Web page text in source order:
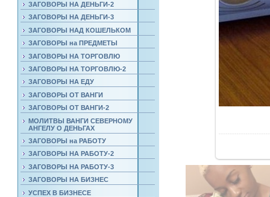
ЗАГОВОРЫ НА ДЕНЬГИ-2
ЗАГОВОРЫ НА ДЕНЬГИ-3
ЗАГОВОРЫ НАД КОШЕЛЬКОМ
ЗАГОВОРЫ на ПРЕДМЕТЫ
ЗАГОВОРЫ НА ТОРГОВЛЮ
ЗАГОВОРЫ НА ТОРГОВЛЮ-2
ЗАГОВОРЫ НА ЕДУ
ЗАГОВОРЫ ОТ ВАНГИ
ЗАГОВОРЫ ОТ ВАНГИ-2
МОЛИТВЫ ВАНГИ СЕВЕРНОМУ
АНГЕЛУ О ДЕНЬГАХ
ЗАГОВОРЫ на РАБОТУ
ЗАГОВОРЫ НА РАБОТУ-2
ЗАГОВОРЫ НА РАБОТУ-3
ЗАГОВОРЫ НА БИЗНЕС
УСПЕХ В БИЗНЕСЕ